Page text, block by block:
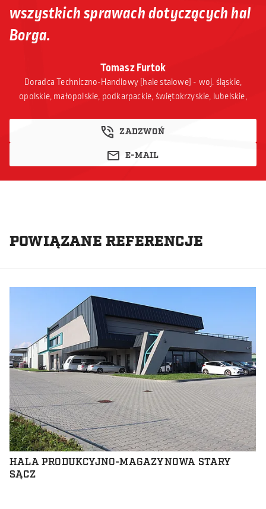
Tomasz Furtok
Doradca Techniczno-Handlowy [hale stalowe] - woj. śląskie,
opolskie, małopolskie, podkarpackie, świętokrzyskie, lubelskie,
ZADZWOŃ
E-MAIL
wszystkich sprawach dotyczących hal
Borga.
POWIĄZANE REFERENCJE
HALA PRODUKCYJNO-MAGAZYNOWA STARY
SĄCZ